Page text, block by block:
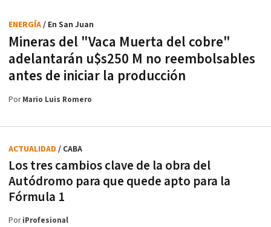
Mineras del "Vaca Muerta del cobre"
adelantarán u$s250 M no reembolsables
antes de iniciar la producción
ENERGÍA/ En San Juan
PorMario Luis Romero
Los tres cambios clave de la obra del
Autódromo para que quede apto para la
Fórmula 1
ACTUALIDAD / CABA
PoriProfesional